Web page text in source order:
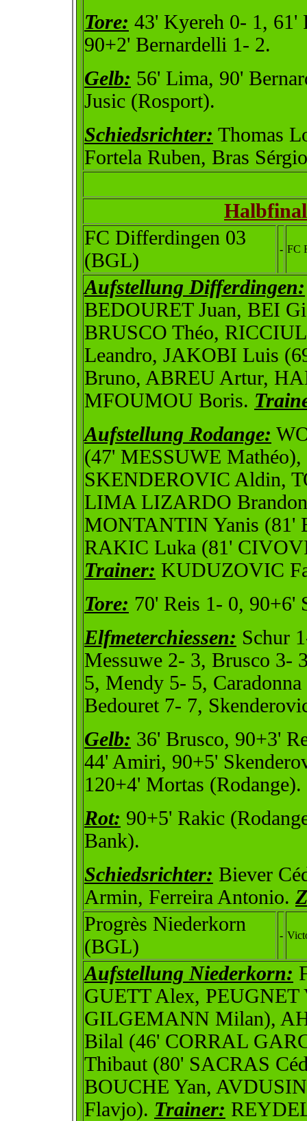
Tore: 43' Kyereh 0- 1, 61'
90+2' Bernardelli 1- 2.
Gelb: 56' Lima, 90'
Jusic (Rosport).
Schiedsrichter: Thomas
Fortela Ruben, Bras
FC Differdingen 03
(BGL)
- FC
Aufstellung Differdingen:
BEDOURET Juan, BEI
BRUSCO Théo,
Leandro, JAKOBI Luis
Bruno, ABREU Artur,
MFOUMOU Boris.
Aufstellung Rodange:
(47' MESSUWE
SKENDEROVIC Aldin,
LIMA LIZARDO
MONTANTIN Yanis
RAKIC Luka (81'
Trainer: KUDUZOVIC
Tore: 70' Reis 1- 0, 90+6'
Elfmeterchiessen: Schur
Messuwe 2- 3, Brusco 3-
5, Mendy 5- 5,
Bedouret 7- 7,
Gelb: 36' Brusco, 90+3'
44' Amiri, 90+5'
120+4' Mortas (Rodange).
Rot: 90+5' Rakic
Bank).
Schiedsrichter: Biever
Armin, Ferreira Antonio.
Progrès Niederkorn
(BGL)
-
Aufstellung Niederkorn:
GUETT Alex, PEUGNET
GILGEMANN Milan),
Bilal (46' CORRAL
Thibaut (80' SACRAS
BOUCHE Yan,
Flavjo). Trainer: